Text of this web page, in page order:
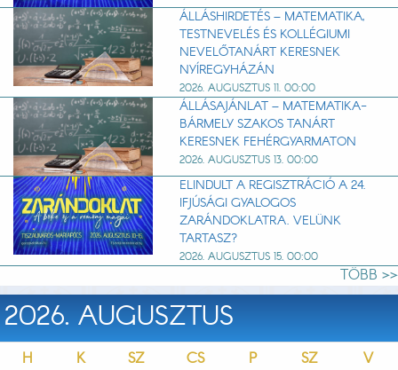
ÁLLÁSHIRDETÉS – MATEMATIKA,
TESTNEVELÉS ÉS KOLLÉGIUMI
NEVELŐTANÁRT KERESNEK
NYÍREGYHÁZÁN
2026. AUGUSZTUS 11. 00:00
ÁLLÁSAJÁNLAT – MATEMATIKA-
BÁRMELY SZAKOS TANÁRT
KERESNEK FEHÉRGYARMATON
2026. AUGUSZTUS 13. 00:00
ELINDULT A REGISZTRÁCIÓ A 24.
IFJÚSÁGI GYALOGOS
ZARÁNDOKLATRA. VELÜNK
TARTASZ?
2026. AUGUSZTUS 15. 00:00
TÖBB >>
2026. AUGUSZTUS
H K SZ CS P SZ
V